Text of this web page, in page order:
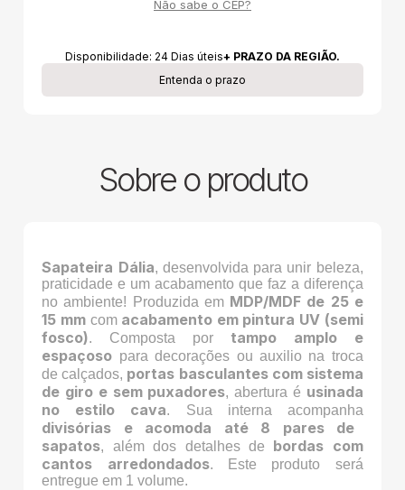
Não sabe o CEP?
Disponibilidade: 24 Dias úteis+ PRAZO DA REGIÃO.
Entenda o prazo
Sobre o produto
Sapateira Dália, desenvolvida para unir beleza,
praticidade e um acabamento que faz a diferença
no ambiente! Produzida em MDP/MDF de 25 e
15 mmcom acabamento em pintura UV (semi
fosco). Composta por tampo amplo e
espaçoso para decorações ou auxilio na troca
de calçados, portas basculantes com sistema
de giro e sem puxadores, abertura é usinada
no estilo cava. Sua interna acompanha
divisórias e acomoda até 8 pares de
sapatos, além dos detalhes de bordas com
cantos arredondados. Este produto será
entregue em 1 volume.